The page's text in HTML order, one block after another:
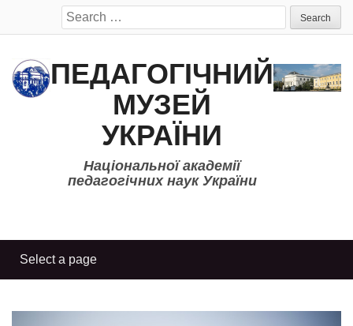
Search
for:
ПЕДАГОГІЧНИЙ
МУЗЕЙ
УКРАЇНИ
Національної академії
педагогічних наук України